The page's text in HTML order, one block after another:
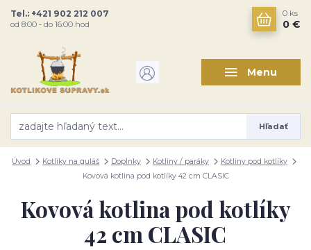
Menu
Hľadať
Tel.: +421 902 212 007
od 8:00 - do 16:00 hod
0 ks
0 €
Úvod Kotlíky na guláš Doplnky Kotliny / paráky
Kotliny pod kotlíky
Kovová kotlina pod kotlíky 42 cm CLASIC
Kovová kotlina pod kotlíky
42 cm CLASIC